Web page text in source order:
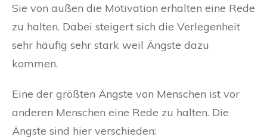
Sie von außen die Motivation erhalten eine Rede
zu halten. Dabei steigert sich die Verlegenheit
sehr häufig sehr stark weil Ängste dazu
kommen.
Eine der größten Ängste von Menschen ist vor
anderen Menschen eine Rede zu halten. Die
Ängste sind hier verschieden: